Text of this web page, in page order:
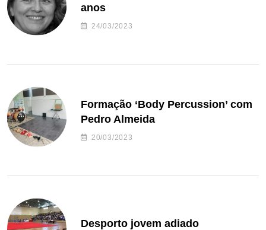
anos
24/03/2023
Formação ‘Body Percussion’ com
Pedro Almeida
20/03/2023
Desporto jovem adiado